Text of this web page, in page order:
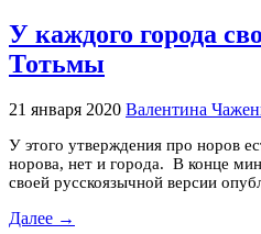
У каждого города
Тотьмы
21 января 2020 Валентина
У этого утверждения про норов
норова, нет и города. В конце
своей русскоязычной версии
Далее →